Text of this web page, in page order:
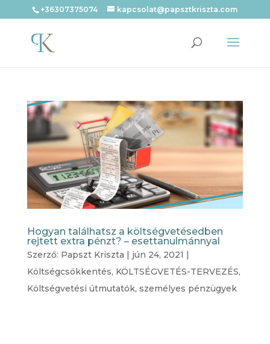
+36307375074 kapcsolat@papsztkriszta.com
Hogyan találhatsz a költségvetésedben
rejtett extra pénzt? – esettanulmánnyal
Szerző: Papszt Kriszta | jún 24, 2021 |
Költségcsökkentés, KÖLTSÉGVETÉS-TERVEZÉS,
Költségvetési útmutatók, személyes pénzügyek